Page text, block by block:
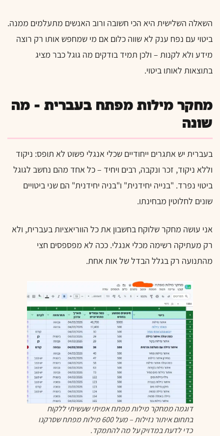
השאלה השלישית היא הכי חשובה ורוב האנשים מתעלמים ממנה.
ביטוי עם נפח ענק לא שווה כלום אם מי שמחפש אותו רק רוצה
מידע ולא לקנות – ולכן תמיד בודקים מה גוגל כבר מציג
בתוצאות לאותו ביטוי.
מחקר מילות מפתח בעברית – מה
שונה
בעברית יש אתגרים ייחודיים שכלי אנגלי פשוט לא תופס: ניקוד
וללא ניקוד, זכר ונקבה, רבים ויחיד – כל אחד מהם נחשב לגוגל
ביטוי נפרד. "בנייה יחידנית" ו"בניה יחידנית" הם שני ביטויים
שונים לחלוטין מבחינתו.
אני עושה מחקר שלוקח בחשבון את כל הווריאציות בעברית, ולא
רק מעתיקה רשימה מכלי אנגלי. ככה לא מפספסים חצי
מהתנועה רק בגלל הבדל של אות אחת.
דוגמה ממחקר מילות מפתח אמיתי שעשיתי ללקוח
בתחום איתור נזילות – מעל 600 מילות מפתח שסרקנו
כדי לדעת במדויק על מה להתמקד.